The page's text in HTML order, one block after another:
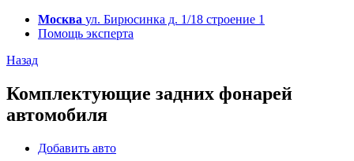
Москва ул. Бирюсинка д. 1/18 строение 1
Помощь эксперта
Назад
Комплектующие задних фонарей
автомобиля
Добавить авто